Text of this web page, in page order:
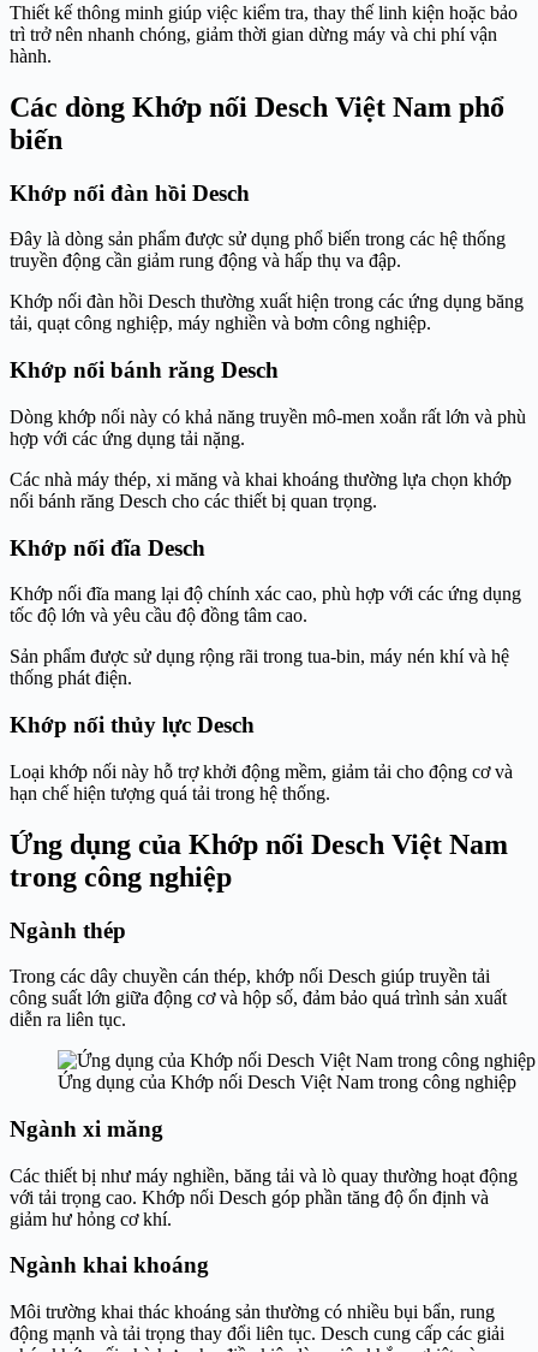
Thiết kế thông minh giúp việc kiểm tra, thay thế linh kiện hoặc bảo
trì trở nên nhanh chóng, giảm thời gian dừng máy và chi phí vận
hành.
Các dòng Khớp nối Desch Việt Nam phổ
biến
Khớp nối đàn hồi Desch
Đây là dòng sản phẩm được sử dụng phổ biến trong các hệ thống
truyền động cần giảm rung động và hấp thụ va đập.
Khớp nối đàn hồi Desch thường xuất hiện trong các ứng dụng băng
tải, quạt công nghiệp, máy nghiền và bơm công nghiệp.
Khớp nối bánh răng Desch
Dòng khớp nối này có khả năng truyền mô-men xoắn rất lớn và phù
hợp với các ứng dụng tải nặng.
Các nhà máy thép, xi măng và khai khoáng thường lựa chọn khớp
nối bánh răng Desch cho các thiết bị quan trọng.
Khớp nối đĩa Desch
Khớp nối đĩa mang lại độ chính xác cao, phù hợp với các ứng dụng
tốc độ lớn và yêu cầu độ đồng tâm cao.
Sản phẩm được sử dụng rộng rãi trong tua-bin, máy nén khí và hệ
thống phát điện.
Khớp nối thủy lực Desch
Loại khớp nối này hỗ trợ khởi động mềm, giảm tải cho động cơ và
hạn chế hiện tượng quá tải trong hệ thống.
Ứng dụng của Khớp nối Desch Việt Nam
trong công nghiệp
Ngành thép
Trong các dây chuyền cán thép, khớp nối Desch giúp truyền tải
công suất lớn giữa động cơ và hộp số, đảm bảo quá trình sản xuất
diễn ra liên tục.
Ứng dụng của Khớp nối Desch Việt Nam trong công nghiệp
Ngành xi măng
Các thiết bị như máy nghiền, băng tải và lò quay thường hoạt động
với tải trọng cao. Khớp nối Desch góp phần tăng độ ổn định và
giảm hư hỏng cơ khí.
Ngành khai khoáng
Môi trường khai thác khoáng sản thường có nhiều bụi bẩn, rung
động mạnh và tải trọng thay đổi liên tục. Desch cung cấp các giải